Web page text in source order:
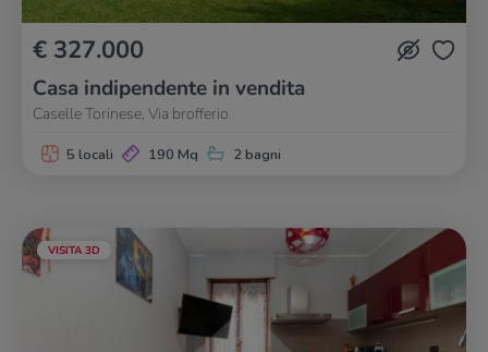
€ 327.000
Casa indipendente in vendita
Caselle Torinese, Via brofferio
5 locali 190 Mq 2 bagni
VISITA 3D